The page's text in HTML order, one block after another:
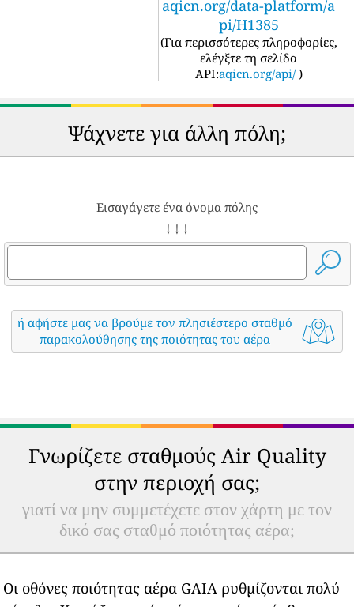
aqicn.org/data-platform/a
pi/H1385
(Για περισσότερες πληροφορίες,
ελέγξτε τη σελίδα
API:aqicn.org/api/ )
Ψάχνετε για άλλη πόλη;
Εισαγάγετε ένα όνομα πόλης
↓ ↓ ↓
ή αφήστε μας να βρούμε τον πλησιέστερο σταθμό
παρακολούθησης της ποιότητας του αέρα
Γνωρίζετε σταθμούς Air Quality
στην περιοχή σας;
γιατί να μην συμμετέχετε στον χάρτη με τον
δικό σας σταθμό ποιότητας αέρα;
Οι οθόνες ποιότητας αέρα GAIA ρυθμίζονται πολύ